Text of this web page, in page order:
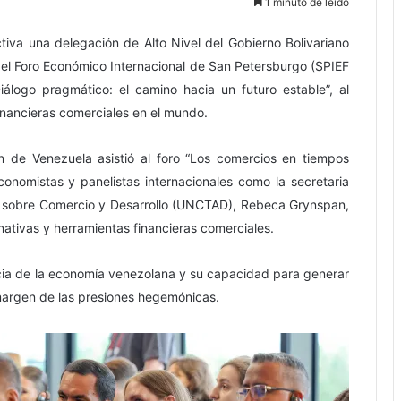
una delegación de Alto Nivel del Gobierno Bolivariano
Foro Económico Internacional de San Petersburgo (SPIEF
pragmático: el camino hacia un futuro estable”, al
comerciales en el mundo.
Venezuela asistió al foro “Los comercios en tiempos
y panelistas internacionales como la secretaria
Comercio y Desarrollo (UNCTAD), Rebeca Grynspan,
y herramientas financieras comerciales.
de la economía venezolana y su capacidad para generar
de las presiones hegemónicas.